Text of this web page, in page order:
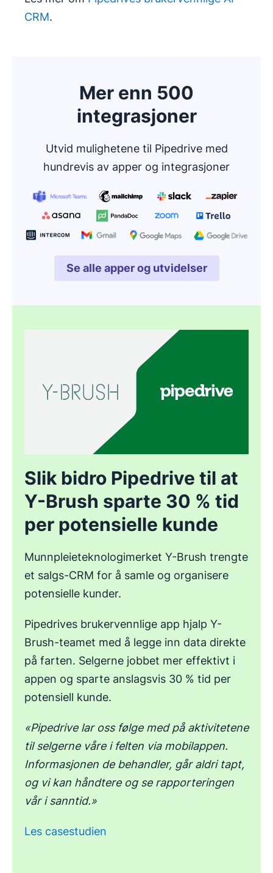
CRM.
Mer enn 500
integrasjoner
Utvid mulighetene til Pipedrive med
hundrevis av apper og integrasjoner
Se alle apper og utvidelser
Åpnes i nytt vindu
Slik bidro Pipedrive til at
Y-Brush sparte 30 % tid
per potensielle kunde
Munnpleieteknologimerket Y-Brush trengte
et salgs-CRM for å samle og organisere
potensielle kunder.
Pipedrives brukervennlige app hjalp Y-
Brush-teamet med å legge inn data direkte
på farten. Selgerne jobbet mer effektivt i
appen og sparte anslagsvis 30 % tid per
potensiell kunde.
«Pipedrive lar oss følge med på aktivitetene
til selgerne våre i felten via mobilappen.
Informasjonen de behandler, går aldri tapt,
og vi kan håndtere og se rapporteringen
vår i sanntid.»
Les casestudien